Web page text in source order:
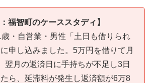
福智町のケーススタディ】
・自営業・男性「土日も借りられ
申し込みました。5万円を借りて月
翌月の返済日に手持ちが不足し3日
ら、延滞料が発生し返済額が6万8